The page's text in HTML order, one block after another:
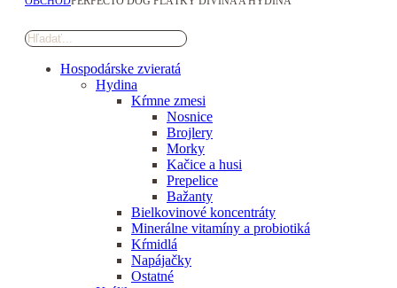
Hospodárske zvieratá
Hydina
Kŕmne zmesi
Nosnice
Brojlery
Morky
Kačice a husi
Prepelice
Bažanty
Bielkovinové koncentráty
Minerálne vitamíny a probiotiká
Kŕmidlá
Napájačky
Ostatné